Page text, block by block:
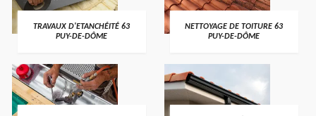
TRAVAUX D'ETANCHÉITÉ 63
PUY-DE-DÔME
NETTOYAGE DE TOITURE 63
PUY-DE-DÔME